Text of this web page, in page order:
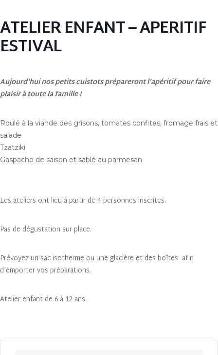
ATELIER ENFANT – APERITIF
ESTIVAL
Aujourd’hui nos petits cuistots prépareront l’apéritif pour faire
plaisir à toute la famille !
Roulé à la viande des grisons, tomates confites, fromage frais et
salade
Tzatziki
Gaspacho de saison et sablé au parmesan
Les ateliers ont lieu à partir de 4 personnes inscrites.
Pas de dégustation sur place.
Prévoyez un sac isotherme ou une glacière et des boîtes afin
d’emporter vos préparations.
Atelier enfant de 6 à 12 ans.